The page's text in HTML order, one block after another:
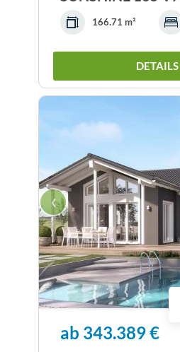
166.71 m²
DETAILS
‹
ab 343.389 €